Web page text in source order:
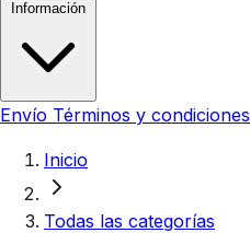
Envío Términos y condiciones
Inicio
Todas las categorías